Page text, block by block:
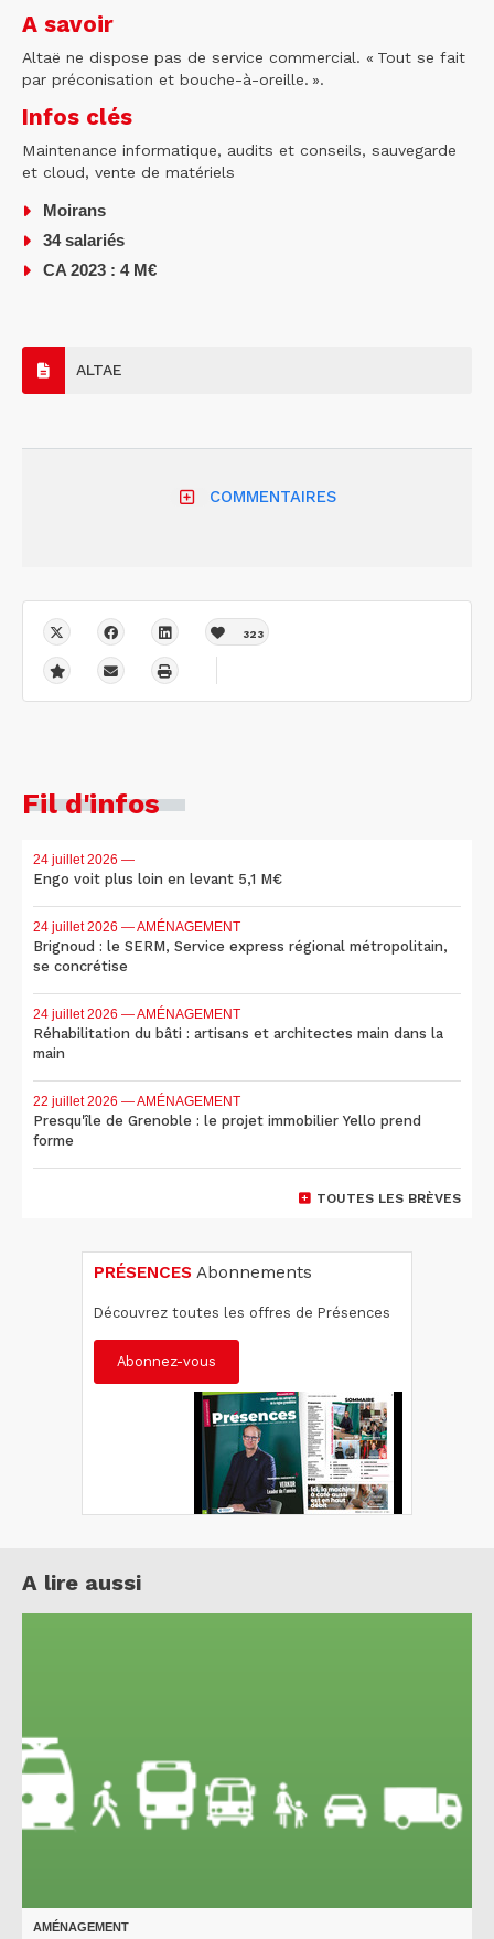
A savoir
Altaë ne dispose pas de service commercial. « Tout se fait
par préconisation et bouche-à-oreille. ».
Infos clés
Maintenance informatique, audits et conseils, sauvegarde
et cloud, vente de matériels
Moirans
34 salariés
CA 2023 : 4 M€
ALTAE
COMMENTAIRES
323
Fil d'infos
24 juillet 2026 —
Engo voit plus loin en levant 5,1 M€
24 juillet 2026 — AMÉNAGEMENT
Brignoud : le SERM, Service express régional métropolitain,
se concrétise
24 juillet 2026 — AMÉNAGEMENT
Réhabilitation du bâti : artisans et architectes main dans la
main
22 juillet 2026 — AMÉNAGEMENT
Presqu'île de Grenoble : le projet immobilier Yello prend
forme
TOUTES LES BRÈVES
PRÉSENCES Abonnements
Découvrez toutes les offres de Présences
Abonnez-vous
A lire aussi
AMÉNAGEMENT